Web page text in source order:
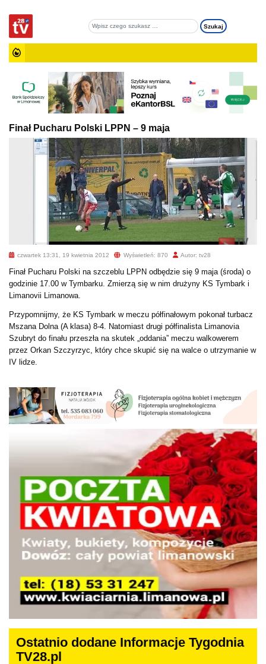
Finał Pucharu Polski LPPN – 9 maja
czwartek 13:31, 19 kwietnia 2012 Wyświetleń: 870 Autor: tv28
Finał Pucharu Polski na szczeblu LPPN odbędzie się 9 maja (środa) o
godzinie 17.00 w Tymbarku. Zmierzą się w nim drużyny KS Tymbark i
Limanovii Limanowa.
Przypomnijmy, że KS Tymbark w meczu półfinałowym pokonał turbacz
Mszana Dolna (A klasa) 8-4. Natomiast drugi półfinalista Limanovia
Szubryt do finału przeszła na skutek „oddania” meczu walkowerem
przez Orkan Szczyrzyc, który chce skupić się na walce o utrzymanie w
IV lidze.
Ostatnio dodane Informacje Tygodnia
TV28.pl